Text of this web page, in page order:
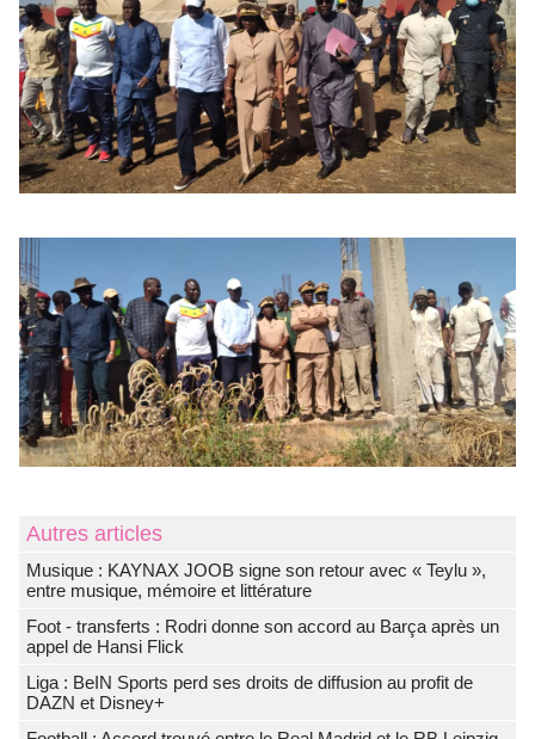
Autres articles
Musique : KAYNAX JOOB signe son retour avec « Teylu »,
entre musique, mémoire et littérature
Foot - transferts : Rodri donne son accord au Barça après un
appel de Hansi Flick
Liga : BeIN Sports perd ses droits de diffusion au profit de
DAZN et Disney+